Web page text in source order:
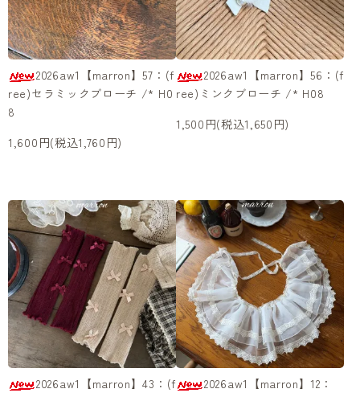
2026aw1【marron】57：(f
ree)セラミックブローチ /* H0
8
1,600円(税込1,760円)
2026aw1【marron】56：(f
ree)ミンクブローチ /* H08
1,500円(税込1,650円)
2026aw1【marron】43：(f
2026aw1【marron】12：